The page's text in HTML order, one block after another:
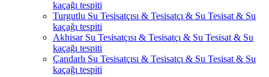
kaçağı tespiti
Turgutlu Su Tesisatçısı & Tesisatçı & Su Tesisat & Su
kaçağı tespiti
Akhisar Su Tesisatçısı & Tesisatçı & Su Tesisat & Su
kaçağı tespiti
Çandarlı Su Tesisatçısı & Tesisatçı & Su Tesisat & Su
kaçağı tespiti